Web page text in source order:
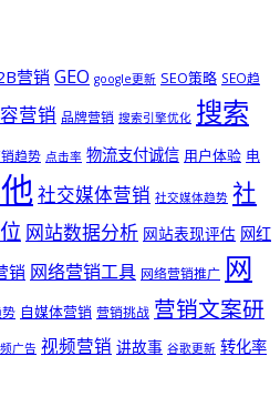
营销 GEO google更新 SEO策略 SEO趋
营销 品牌营销 搜索引擎优化 搜索
趋势 点击率 物流支付诚信 用户体验 电
社交媒体营销 社交媒体趋势 社
网站数据分析 网站表现评估 网红
销 网络营销工具 网络营销推广 网
自媒体营销 营销挑战 营销文案研
广告 视频营销 讲故事 谷歌更新 转化率